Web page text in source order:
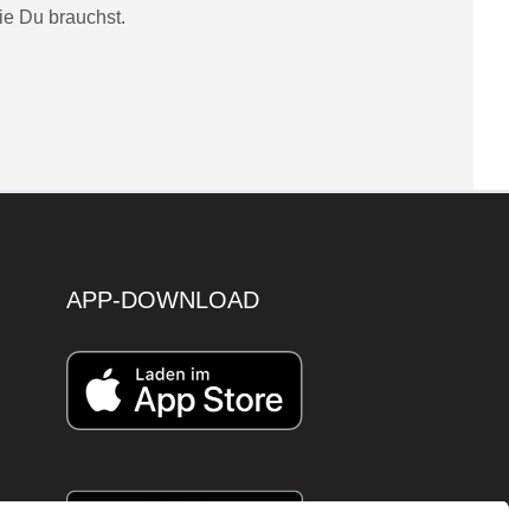
Du brauchst.
APP-DOWNLOAD